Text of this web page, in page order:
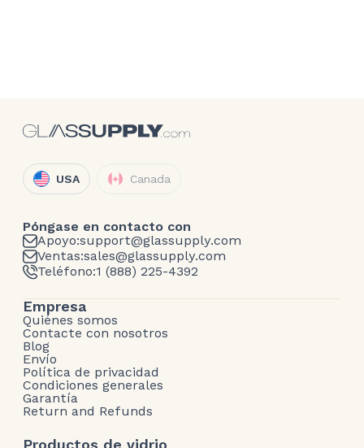
USA Canada
Póngase en contacto con
Apoyo:support@glassupply.com
Ventas:sales@glassupply.com
Teléfono:1 (888) 225-4392
Empresa
Quiénes somos
Contacte con nosotros
Blog
Envío
Política de privacidad
Condiciones generales
Garantía
Return and Refunds
Productos de vidrio